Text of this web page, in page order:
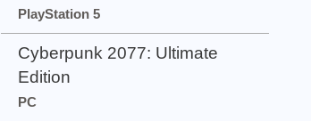
PlayStation 5
Cyberpunk 2077: Ultimate
Edition
PC